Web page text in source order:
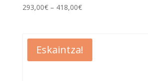
293,00€– 418,00€
Eskaintza!